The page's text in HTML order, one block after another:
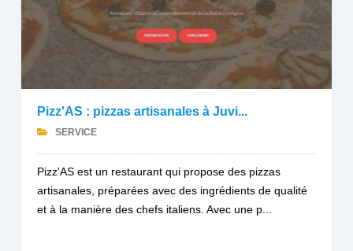
Pizz'AS : pizzas artisanales à Juvi...
SERVICE
Pizz'AS est un restaurant qui propose des pizzas
artisanales, préparées avec des ingrédients de qualité
et à la manière des chefs italiens. Avec une p...